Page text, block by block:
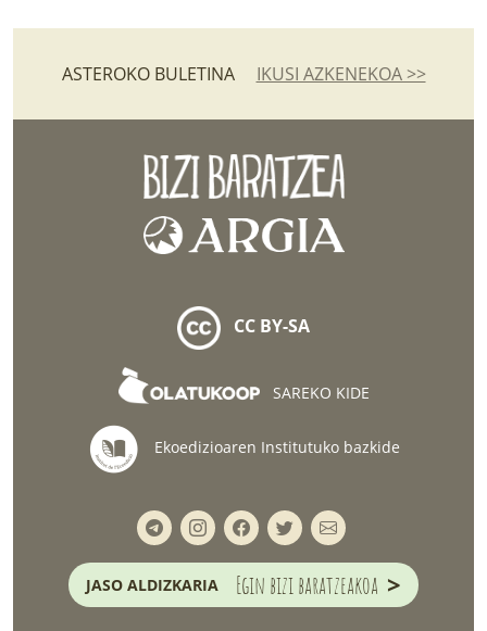
ASTEROKO BULETINA IKUSI AZKENEKOA >>
CC BY-SA
SAREKO KIDE
Ekoedizioaren Institutuko bazkide
JASO ALDIZKARIA Egin bizi baratzeakoa >